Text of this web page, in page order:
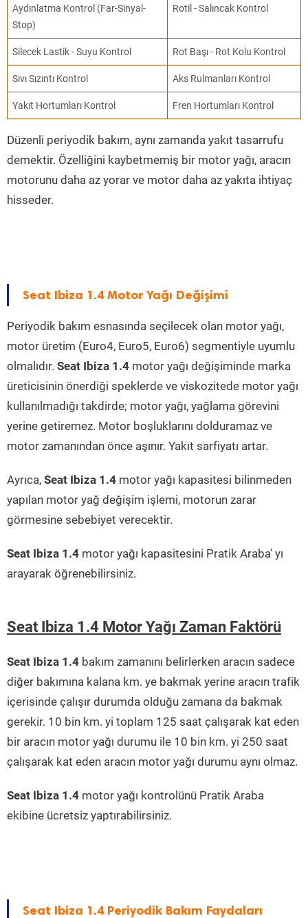
Aydınlatma Kontrol (Far-Sinyal-
Stop)
Rotil - Salıncak Kontrol
Silecek Lastik - Suyu Kontrol Rot Başı - Rot Kolu Kontrol
Sıvı Sızıntı Kontrol Aks Rulmanları Kontrol
Yakıt Hortumları Kontrol Fren Hortumları Kontrol
Düzenli periyodik bakım, aynı zamanda yakıt tasarrufu
demektir. Özelliğini kaybetmemiş bir motor yağı, aracın
motorunu daha az yorar ve motor daha az yakıta ihtiyaç
hisseder.
Seat Ibiza 1.4 Motor Yağı Değişimi
Periyodik bakım esnasında seçilecek olan motor yağı,
motor üretim (Euro4, Euro5, Euro6) segmentiyle uyumlu
olmalıdır. Seat Ibiza 1.4 motor yağı değişiminde marka
üreticisinin önerdiği speklerde ve viskozitede motor yağı
kullanılmadığı takdirde; motor yağı, yağlama görevini
yerine getiremez. Motor boşluklarını dolduramaz ve
motor zamanından önce aşınır. Yakıt sarfiyatı artar.
Ayrıca, Seat Ibiza 1.4 motor yağı kapasitesi bilinmeden
yapılan motor yağ değişim işlemi, motorun zarar
görmesine sebebiyet verecektir.
Seat Ibiza 1.4 motor yağı kapasitesini Pratik Araba’ yı
arayarak öğrenebilirsiniz.
Seat Ibiza 1.4 Motor Yağı Zaman Faktörü
Seat Ibiza 1.4 bakım zamanını belirlerken aracın sadece
diğer bakımına kalana km. ye bakmak yerine aracın trafik
içerisinde çalışır durumda olduğu zamana da bakmak
gerekir. 10 bin km. yi toplam 125 saat çalışarak kat eden
bir aracın motor yağı durumu ile 10 bin km. yi 250 saat
çalışarak kat eden aracın motor yağı durumu aynı olmaz.
Seat Ibiza 1.4 motor yağı kontrolünü Pratik Araba
ekibine ücretsiz yaptırabilirsiniz.
Seat Ibiza 1.4 Periyodik Bakım Faydaları